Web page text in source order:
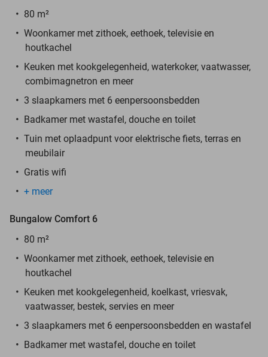
80 m²
Woonkamer met zithoek, eethoek, televisie en
houtkachel
Keuken met kookgelegenheid, waterkoker, vaatwasser,
combimagnetron en meer
3 slaapkamers met 6 eenpersoonsbedden
Badkamer met wastafel, douche en toilet
Tuin met oplaadpunt voor elektrische fiets, terras en
meubilair
Gratis wifi
+ meer
Bungalow Comfort 6
80 m²
Woonkamer met zithoek, eethoek, televisie en
houtkachel
Keuken met kookgelegenheid, koelkast, vriesvak,
vaatwasser, bestek, servies en meer
3 slaapkamers met 6 eenpersoonsbedden en wastafel
Badkamer met wastafel, douche en toilet